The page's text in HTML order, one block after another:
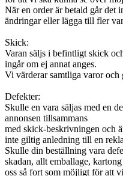
När en order är betald går det
ändringar eller lägga till fler
Skick:
Varan säljs i befintligt skick
ingår om ej annat anges.
Vi värderar samtliga varor
Defekter:
Skulle en vara säljas med en
annonsen tillsammans
med skick-beskrivningen och
inte giltig anledning till en
Skulle din beställning vara
skadan, allt emballage,
oss så fort som möjligt för att